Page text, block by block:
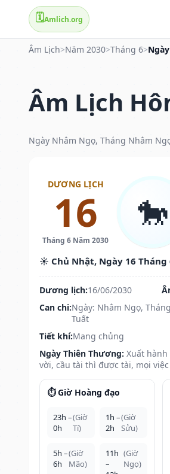
🗓️Amlich.org
Âm Lịch>Năm 2030>Tháng 6>
Âm Lịch
Ngày Nhâm Ngọ, Tháng Nhâm
DƯƠNG LỊCH
16
Tháng 6 Năm 2030
🐎
☀️ Chủ Nhật, Ngày 16 Tháng
Dương lịch:16/06/2030
Can chi:Ngày: Nhâm Ngọ,
Tuất
Tiết khí:Mang chủng
Ngày Thiên Thương: Xuất
vời, cầu tài thì được tài, mọi
⏱️ Giờ Hoàng đạo
23h –
0h
(Giờ
Tí)
1h –
2h
(Giờ
Sửu)
5h –
6h
(Giờ
Mão)
11h
–
(Giờ
Ngọ)